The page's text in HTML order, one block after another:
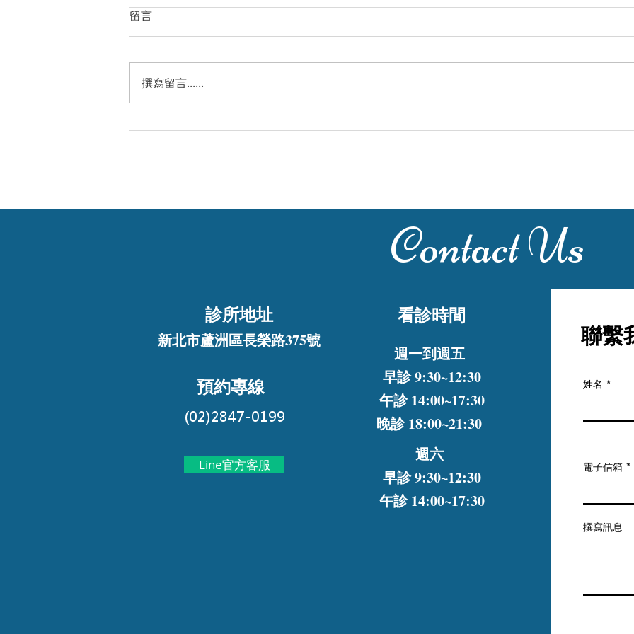
隱形矯正配戴注意事項
矯正和植牙的順序為何？
留言
撰寫留言......
Contact Us
診所地址
新北市蘆洲區長榮路375號
預約專線
(02)2847-0199
看診時間
週一到週五
早診 9:30~12:30
午診 14:00~17:30
晚診 18:00~21:30
週六
早診 9:30~12:30
午診 14:00~17:30
Line官方客服
聯繫
姓名
電子信箱
撰寫訊息